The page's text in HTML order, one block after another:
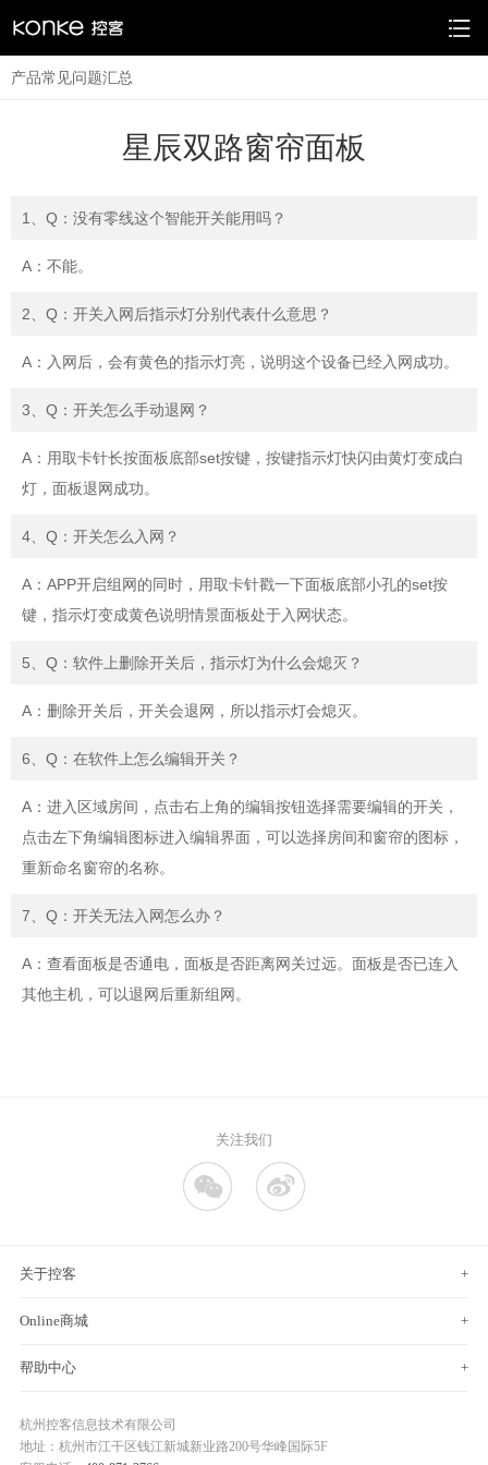
产品常见问题汇总
星辰双路窗帘面板
1、Q：没有零线这个智能开关能用吗？
A：不能。
2、Q：开关入网后指示灯分别代表什么意思？
A：入网后，会有黄色的指示灯亮，说明这个设备已经入网成功。
3、Q：开关怎么手动退网？
A：用取卡针长按面板底部set按键，按键指示灯快闪由黄灯变成白
灯，面板退网成功。
4、Q：开关怎么入网？
A：APP开启组网的同时，用取卡针戳一下面板底部小孔的set按
键，指示灯变成黄色说明情景面板处于入网状态。
5、Q：软件上删除开关后，指示灯为什么会熄灭？
A：删除开关后，开关会退网，所以指示灯会熄灭。
6、Q：在软件上怎么编辑开关？
A：进入区域房间，点击右上角的编辑按钮选择需要编辑的开关，
点击左下角编辑图标进入编辑界面，可以选择房间和窗帘的图标，
重新命名窗帘的名称。
7、Q：开关无法入网怎么办？
A：查看面板是否通电，面板是否距离网关过远。面板是否已连入
其他主机，可以退网后重新组网。
关注我们
+
关于控客
+
Online商城
+
帮助中心
杭州控客信息技术有限公司
地址：杭州市江干区钱江新城新业路200号华峰国际5F